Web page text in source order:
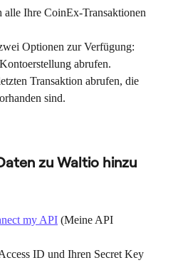
Ihre CoinEx-Transaktionen
Optionen zur Verfügung:
abrufen.
Transaktion abrufen, die
sind.
zu Waltio hinzu
my API (Meine API
ID und Ihren Secret Key